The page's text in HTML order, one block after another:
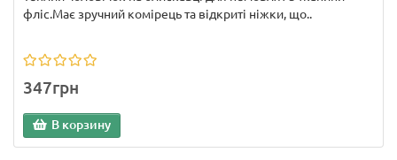
фліс.Має зручний комірець та відкриті ніжки, що..
347грн
В корзину